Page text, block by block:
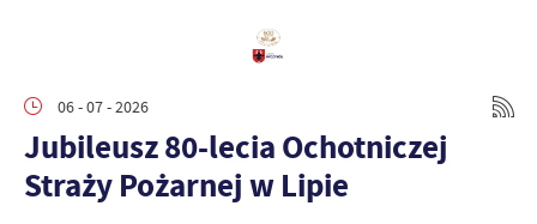
06 - 07 - 2026
Jubileusz 80-lecia Ochotniczej
Straży Pożarnej w Lipie